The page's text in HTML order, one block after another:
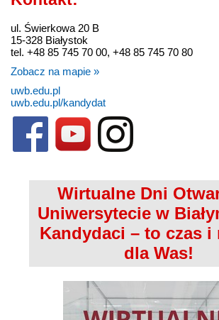
ul. Świerkowa 20 B
15-328 Białystok
tel. +48 85 745 70 00, +48 85 745 70 80
Zobacz na mapie »
uwb.edu.pl
uwb.edu.pl/kandydat
Wirtualne Dni
Uniwersytecie w
Kandydaci – to czas i
dla Was!